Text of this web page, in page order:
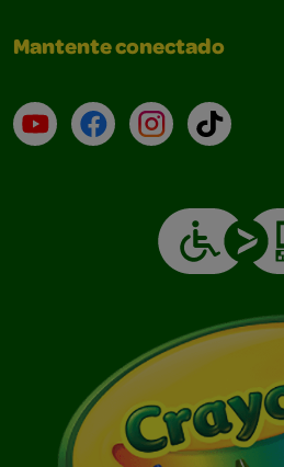
Mantente conectado
YouTube (en inglés)
Facebook (en inglés)
Instagram (en
TikTok